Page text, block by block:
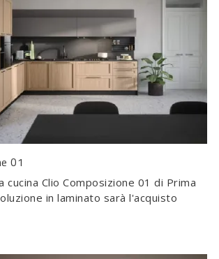
01
cucina Clio Composizione 01 di Prima
in laminato sarà l'acquisto